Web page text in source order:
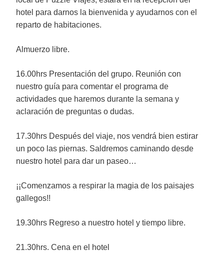
hotel para darnos la bienvenida y ayudarnos con el
reparto de habitaciones.
Almuerzo libre.
16.00hrs Presentación del grupo. Reunión con
nuestro guía para comentar el programa de
actividades que haremos durante la semana y
aclaración de preguntas o dudas.
17.30hrs Después del viaje, nos vendrá bien estirar
un poco las piernas. Saldremos caminando desde
nuestro hotel para dar un paseo…
¡¡Comenzamos a respirar la magia de los paisajes
gallegos!!
19.30hrs Regreso a nuestro hotel y tiempo libre.
21.30hrs. Cena en el hotel